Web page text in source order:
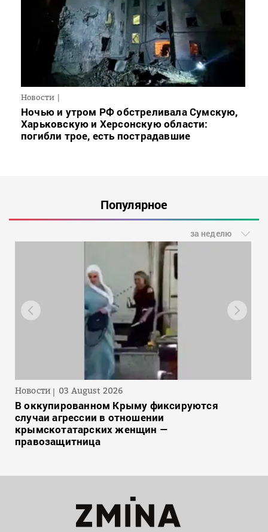
Новости
Ночью и утром РФ обстреливала Сумскую,
Харьковскую и Херсонскую области:
погибли трое, есть пострадавшие
Популярное
за неделю
Новости 03 August 2026
В оккупированном Крыму фиксируются
случаи агрессии в отношении
крымскотатарских женщин —
правозащитница